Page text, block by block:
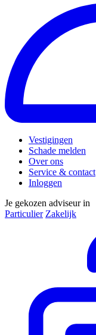
Vestigingen
Schade melden
Over ons
Service & contact
Inloggen
Je gekozen adviseur in
Particulier Zakelijk